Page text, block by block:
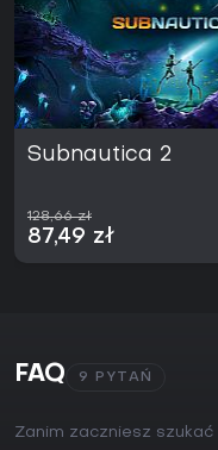
Subnautica 2
128,66 zł
87,49 zł
FAQ 9 PYTAŃ
Zanim zaczniesz szukać